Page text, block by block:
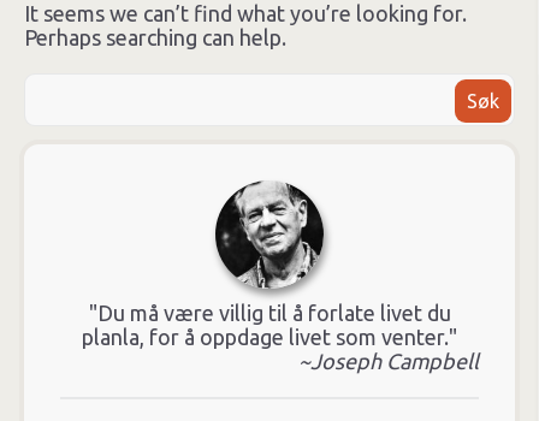
It seems we can’t find what you’re looking for.
Perhaps searching can help.
"Du må være villig til å forlate livet du
planla, for å oppdage livet som venter."
~Joseph Campbell